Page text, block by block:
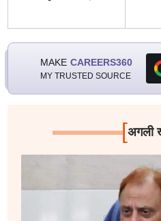
MAKE CAREERS360
MY TRUSTED SOURCE
[अगली